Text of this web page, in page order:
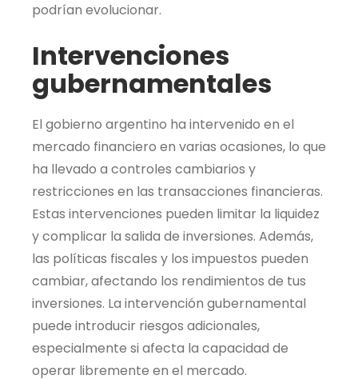
podrían evolucionar.
Intervenciones
gubernamentales
El gobierno argentino ha intervenido en el
mercado financiero en varias ocasiones, lo que
ha llevado a controles cambiarios y
restricciones en las transacciones financieras.
Estas intervenciones pueden limitar la liquidez
y complicar la salida de inversiones. Además,
las políticas fiscales y los impuestos pueden
cambiar, afectando los rendimientos de tus
inversiones. La intervención gubernamental
puede introducir riesgos adicionales,
especialmente si afecta la capacidad de
operar libremente en el mercado.